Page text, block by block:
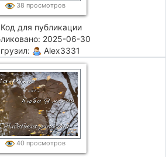
38 просмотров
Код для публикации
2025-06-30
Alex3331
40 просмотров